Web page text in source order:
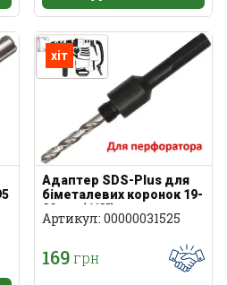
хіт
Адаптер SDS-Plus для
біметалевих коронок 19-
29 мм (1/2")
Артикул: 00000031525
169грн